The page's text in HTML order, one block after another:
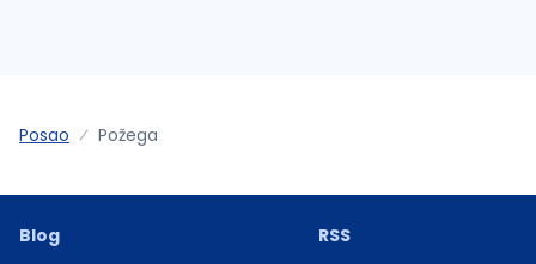
Posao Požega
Blog
RSS